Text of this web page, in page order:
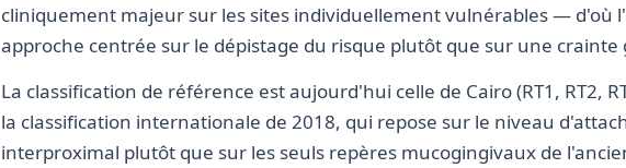
cliniquement majeur sur les sites individuellement vulnérables — d'où
approche centrée sur le dépistage du risque plutôt que sur une crainte
La classification de référence est aujourd'hui celle de Cairo (RT1, RT2,
la classification internationale de 2018, qui repose sur le niveau
interproximal plutôt que sur les seuls repères mucogingivaux de